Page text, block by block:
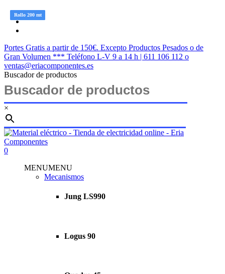
Saltar
contenido
twitter
facebook
Portes Gratis a partir de 150€. Excepto Productos Pesados o de
Gran Volumen *** Teléfono L-V 9 a 14 h | 611 106 112 o
ventas@eriacomponentes.es
Buscador de productos
×
Cerrar
búsqueda
buscar
account
0
MENUMENU
Mecanismos
Jung LS990
Logus 90
Rollo 200 mt
Rollo 200 mt
Rollo 200 mt
Rollo 200 mt
Rollo 200 mt
Rollo 200 mt